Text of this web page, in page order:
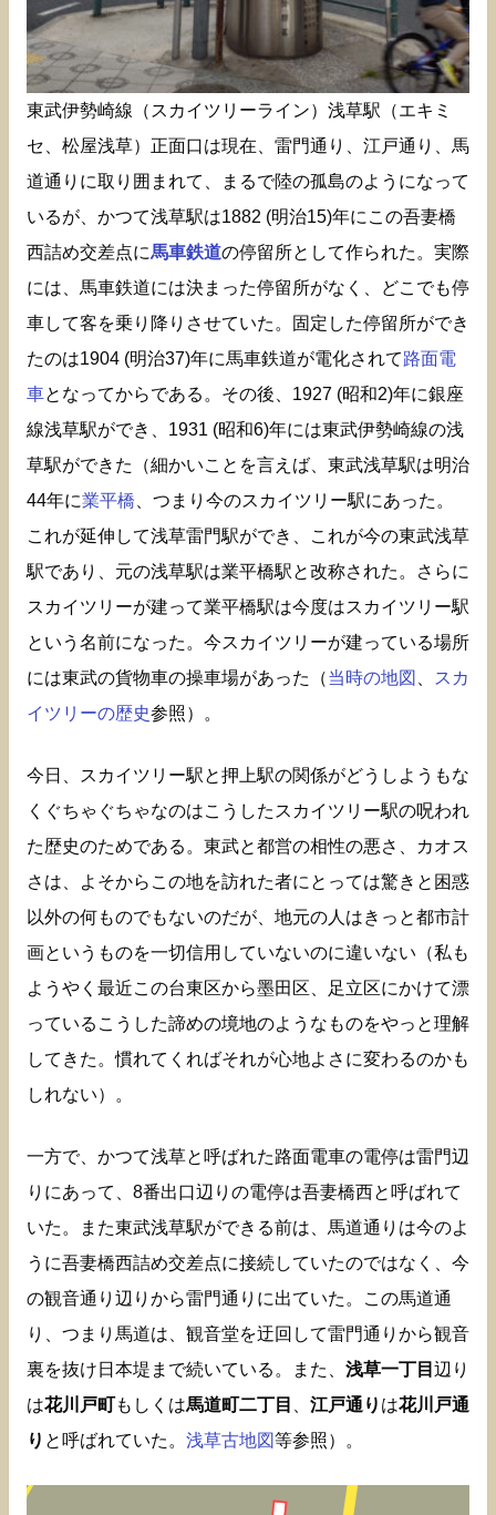
東武伊勢崎線（スカイツリーライン）浅草駅（エキミ
セ、松屋浅草）正面口は現在、雷門通り、江戸通り、馬
道通りに取り囲まれて、まるで陸の孤島のようになって
いるが、かつて浅草駅は1882 (明治15)年にこの吾妻橋
西詰め交差点に馬車鉄道の停留所として作られた。実際
には、馬車鉄道には決まった停留所がなく、どこでも停
車して客を乗り降りさせていた。固定した停留所ができ
たのは1904 (明治37)年に馬車鉄道が電化されて路面電
車となってからである。その後、1927 (昭和2)年に銀座
線浅草駅ができ、1931 (昭和6)年には東武伊勢崎線の浅
草駅ができた（細かいことを言えば、東武浅草駅は明治
44年に業平橋 、つまり今のスカイツリー駅にあった。
これが延伸して浅草雷門駅ができ、これが今の東武浅草
駅であり、元の浅草駅は業平橋駅と改称された。さらに
スカイツリーが建って業平橋駅は今度はスカイツリー駅
という名前になった。今スカイツリーが建っている場所
には東武の貨物車の操車場があった（当時の地図
スカ
イツリーの歴史参照）。
今日、スカイツリー駅と押上駅の関係がどうしようもな
くぐちゃぐちゃなのはこうしたスカイツリー駅の呪われ
た歴史のためである。東武と都営の相性の悪さ、カオス
さは、よそからこの地を訪れた者にとっては驚きと困惑
以外の何ものでもないのだが、地元の人はきっと都市計
画というものを一切信用していないのに違いない（私も
ようやく最近この台東区から墨田区、足立区にかけて漂
っているこうした諦めの境地のようなものをやっと理解
してきた。慣れてくればそれが心地よさに変わるのかも
しれない）。
一方で、かつて浅草と呼ばれた路面電車の電停は雷門辺
りにあって、8番出口辺りの電停は吾妻橋西と呼ばれて
いた。また東武浅草駅ができる前は、馬道通りは今のよ
うに吾妻橋西詰め交差点に接続していたのではなく、今
の観音通り辺りから雷門通りに出ていた。この馬道通
り、つまり馬道は、観音堂を迂回して雷門通りから観音
裏を抜け日本堤まで続いている。また、 浅草一丁目 辺り
は花川戸町もしくは馬道町二丁目 江戸通り は花川戸通
り と呼ばれていた。 浅草古地図等参照）。